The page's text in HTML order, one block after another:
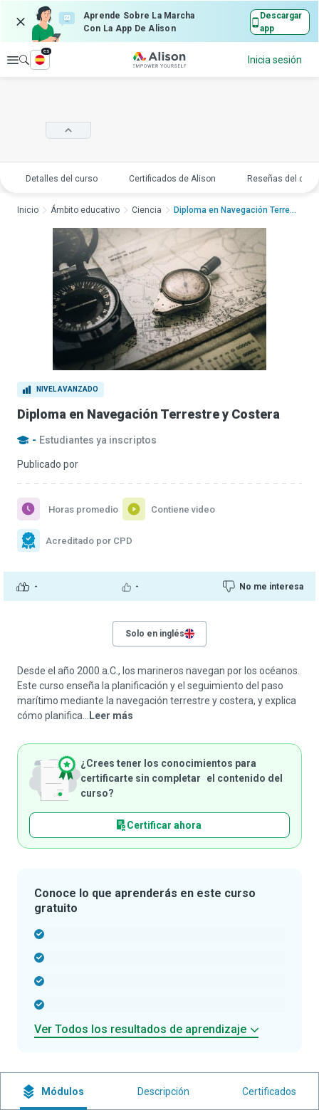
Aprende Sobre La Marcha
Con La App De Alison
Descargar
app
Explorar
es
Inicia sesión
Detalles del curso Certificados de Alison Reseñas del
NIVEL AVANZADO
Diploma en Navegación Terrestre y Costera
- Estudiantes ya inscriptos
Publicado por
- - No me interesa
Horas promedio Contiene video
Acreditado por CPD
Inicio Ámbito educativo Ciencia Diploma en Navegación Terrest...
Solo en inglés
Desde el año 2000 a.C., los marineros navegan por los océanos.
Este curso enseña la planificación y el seguimiento del paso
marítimo mediante la navegación terrestre y costera, y explica
cómo planifica...
Leer más
¿Crees tener los conocimientos para
certificarte sin completar el contenido del
curso?
Certificar ahora
Conoce lo que aprenderás en este curso
gratuito
Ver Todos los resultados de aprendizaje
Módulos Descripción Certificados